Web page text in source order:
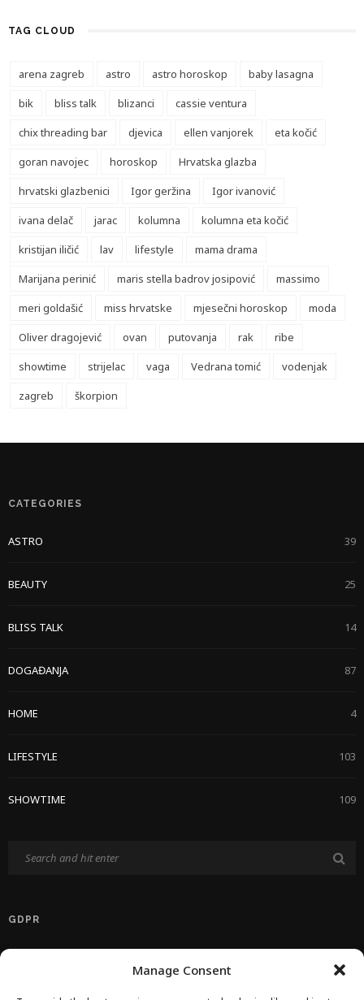
Manage Consent
TAG CLOUD
arena zagreb astro astro horoskop
baby lasagna
bik
bliss talk blizanci
cassie ventura
chix threading bar
djevica ellen vanjorek
eta kočić
goran navojec
horoskop
Hrvatska glazba
hrvatski glazbenici
Igor geržina
Igor ivanović
ivana delač
jarac kolumna
kolumna eta kočić
kristijan iličić
lav lifestyle
mama drama
Marijana perinić
maris stella badrov josipović
massimo
meri goldašić
miss hrvatske mjesečni horoskop
moda
Oliver dragojević
ovan putovanja rak
ribe
showtime
strijelac vaga Vedrana tomić
vodenjak
zagreb
škorpion
CATEGORIES
ASTRO 39
BEAUTY 25
BLISS TALK 14
DOGAĐANJA 87
HOME 4
LIFESTYLE 103
SHOWTIME 109
GDPR